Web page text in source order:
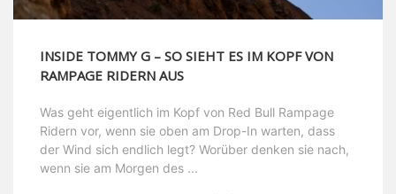
INSIDE TOMMY G – SO SIEHT ES IM KOPF VON
RAMPAGE RIDERN AUS
Was geht eigentlich im Kopf von Red Bull Rampage
Ridern vor, wenn sie oben am Drop-In warten, dass
der Wind sich endlich legt? Worüber denken sie nach,
wenn sie am Morgen des ...